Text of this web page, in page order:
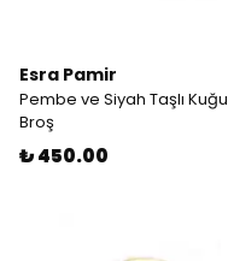
Esra Pamir
Pembe ve Siyah Taşlı Kuğu
Broş
₺ 450.00